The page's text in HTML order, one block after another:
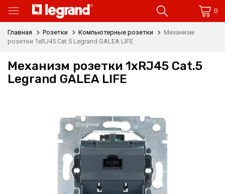
0
Главная Розетки Компьютерные розетки
Механизм
розетки 1xRJ45 Cat.5 Legrand GALEA LIFE
Механизм розетки 1xRJ45 Cat.5
Legrand GALEA LIFE